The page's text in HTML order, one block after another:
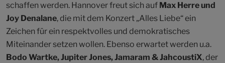
schaffen werden. Hannover freut sich auf Max Herre und
Joy Denalane, die mit dem Konzert „Alles Liebe“ ein
Zeichen für ein respektvolles und demokratisches
Miteinander setzen wollen. Ebenso erwartet werden u.a.
Bodo Wartke, Jupiter Jones,Jamaram & JahcoustiX, der